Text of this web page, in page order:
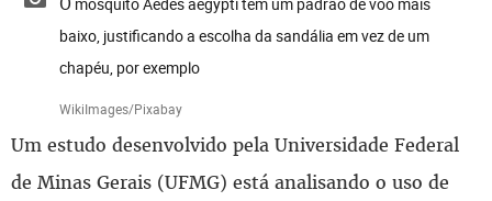
baixo, justificando a escolha da sandália em vez de um
chapéu, por exemplo
WikiImages/Pixabay
Um estudo desenvolvido pela Universidade Federal
de Minas Gerais (UFMG) está analisando o uso de